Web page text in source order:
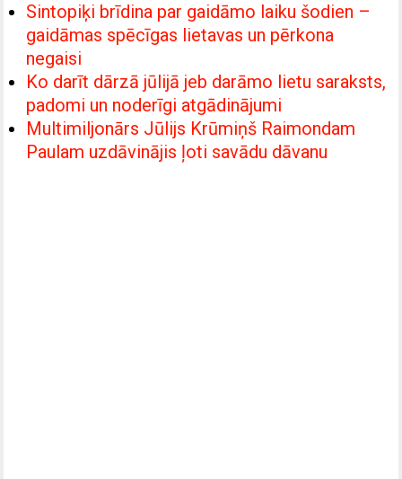
Sintopiķi brīdina par gaidāmo laiku šodien –
gaidāmas spēcīgas lietavas un pērkona
negaisi
Ko darīt dārzā jūlijā jeb darāmo lietu saraksts,
padomi un noderīgi atgādinājumi
Multimiljonārs Jūlijs Krūmiņš Raimondam
Paulam uzdāvinājis ļoti savādu dāvanu